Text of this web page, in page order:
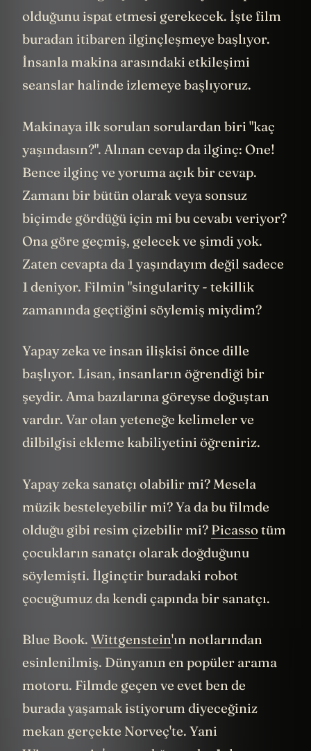
olduğunu ispat etmesi gerekecek. İşte film
buradan itibaren ilginçleşmeye başlıyor.
İnsanla makina arasındaki etkileşimi
seanslar halinde izlemeye başlıyoruz.
Makinaya ilk sorulan sorulardan biri "kaç
yaşındasın?". Alınan cevap da ilginç: One!
Bence ilginç ve yoruma açık bir cevap.
Zamanı bir bütün olarak veya sonsuz
biçimde gördüğü için mi bu cevabı veriyor?
Ona göre geçmiş, gelecek ve şimdi yok.
Zaten cevapta da 1 yaşındayım değil sadece
1 deniyor. Filmin "singularity - tekillik
zamanında geçtiğini söylemiş miydim?
Yapay zeka ve insan ilişkisi önce dille
başlıyor. Lisan, insanların öğrendiği bir
şeydir. Ama bazılarına göreyse doğuştan
vardır. Var olan yeteneğe kelimeler ve
dilbilgisi ekleme kabiliyetini öğreniriz.
Yapay zeka sanatçı olabilir mi? Mesela
müzik besteleyebilir mi? Ya da bu filmde
olduğu gibi resim çizebilir mi? Picassotüm
çocukların sanatçı olarak doğduğunu
söylemişti. İlginçtir buradaki robot
çocuğumuz da kendi çapında bir sanatçı.
Blue Book. Wittgenstein'ın notlarından
esinlenilmiş. Dünyanın en popüler arama
motoru. Filmde geçen ve evet ben de
burada yaşamak istiyorum diyeceğiniz
mekan gerçekte Norveç'te. Yani